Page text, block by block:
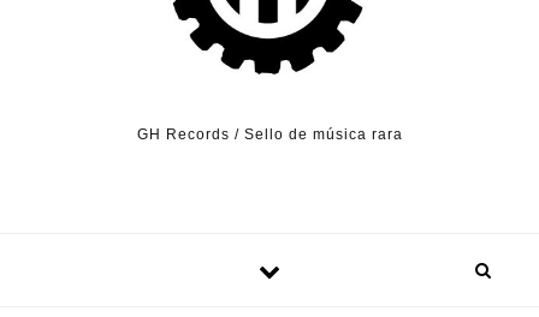
GH Records / Sello de música rara